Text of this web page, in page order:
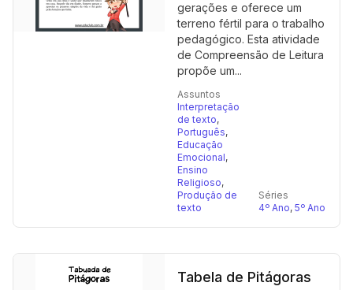
gerações e oferece um
terreno fértil para o trabalho
pedagógico. Esta atividade
de Compreensão de Leitura
propõe um...
Assuntos
Interpretação
de texto,
Português,
Educação
Emocional,
Ensino
Religioso,
Produção de
texto
Séries
4º Ano, 5º Ano
Tabela de Pitágoras